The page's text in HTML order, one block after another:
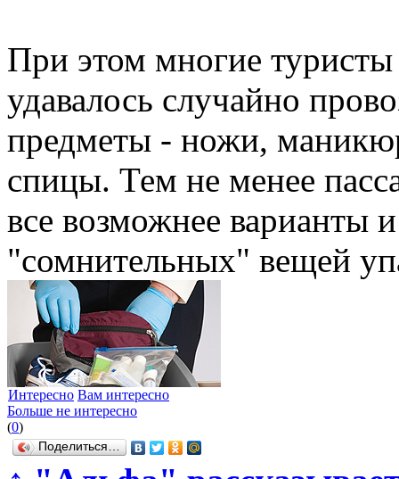
При этом многие туристы
удавалось случайно
предметы - ножи,
спицы. Тем не менее
все возможнее варианты
"сомнительных" вещей
Интересно Вам интересно
Больше не интересно
(0)
Поделиться…